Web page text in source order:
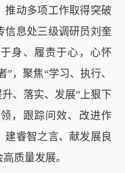
推动多项工作取得突破
信息处三级调研员刘奎
身、履责于心，心怀
”，聚焦“学习、执行、
、落实、发展”上狠下
，跟踪问效、改进作
建睿智之言、献发展良
质量发展。